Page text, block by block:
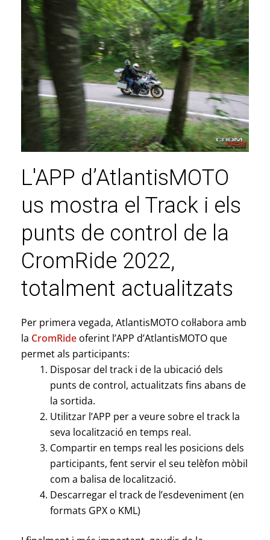
L'APP d’AtlantisMOTO
us mostra el Track i els
punts de control de la
CromRide 2022,
totalment actualitzats
Per primera vegada, AtlantisMOTO col·labora amb
la CromRideoferint l’APP d’AtlantisMOTO que
permet als participants:
Disposar del track i de la ubicació dels
punts de control, actualitzats fins abans de
la sortida.
Utilitzar l’APP per a veure sobre el track la
seva localització en temps real.
Compartir en temps real les posicions dels
participants, fent servir el seu telèfon mòbil
com a balisa de localització.
Descarregar el track de l’esdeveniment (en
formats GPX o KML)